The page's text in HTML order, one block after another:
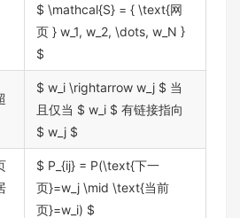
$ \mathcal{S} = { \text{网
页 } w_1, w_2, \dots, w_N }
$
$ w_i \rightarrow w_j $ 当
且仅当 $ w_i $ 有链接指向
$ w_j $
$ P_{ij} = P(\text{下一
页}=w_j \mid \text{当前
页}=w_i) $